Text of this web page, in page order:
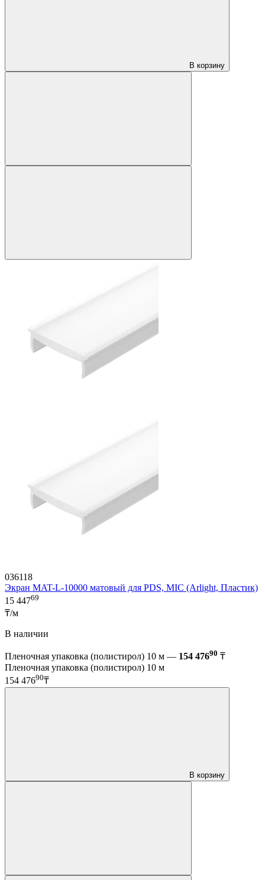
В корзину
036118
Экран MAT-L-10000 матовый для PDS, MIC (Arlight, Пластик)
15 44769
₸/м
В наличии
Пленочная упаковка (полистирол) 10 м — 154 47690 ₸
Пленочная упаковка (полистирол) 10 м
154 47690₸
В корзину